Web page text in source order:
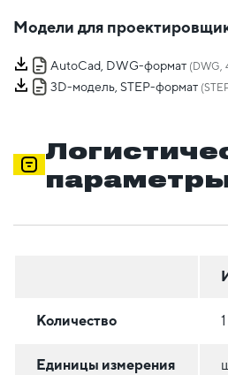
Модели для
AutoCad, DWG-формат (DWG,
3D-модель, STEP-формат
Количество 1
Единицы измерения